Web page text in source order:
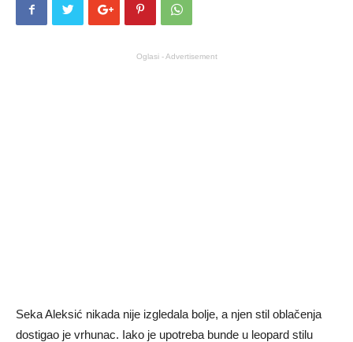
Oglasi - Advertisement
Seka Aleksić nikada nije izgledala bolje, a njen stil oblačenja
dostigao je vrhunac. Iako je upotreba bunde u leopard stilu